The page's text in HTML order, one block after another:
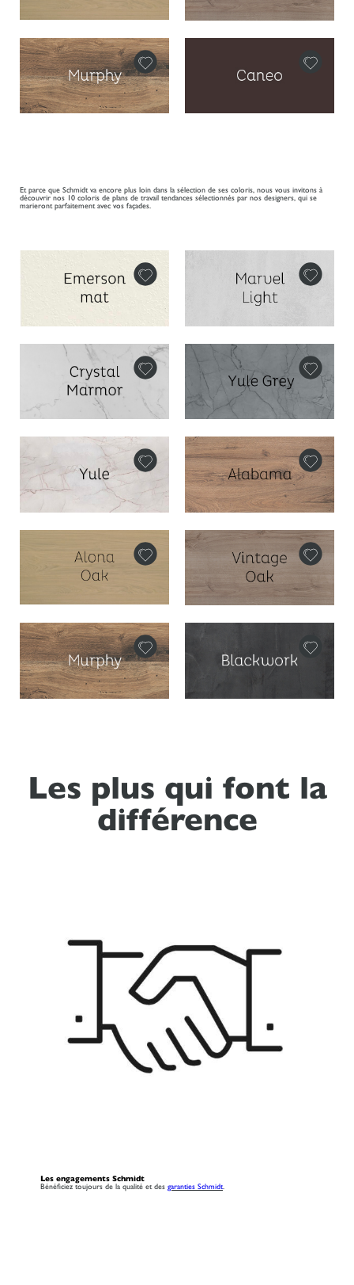
Et parce que Schmidt va encore plus loin dans la sélection de ses coloris, nous vous invitons à
découvrir nos 10 coloris de plans de travail tendances sélectionnés par nos designers, qui se
marieront parfaitement avec vos façades.
Les plus qui font la
différence
Les engagements Schmidt
Bénéficiez toujours de la qualité et des garanties Schmidt